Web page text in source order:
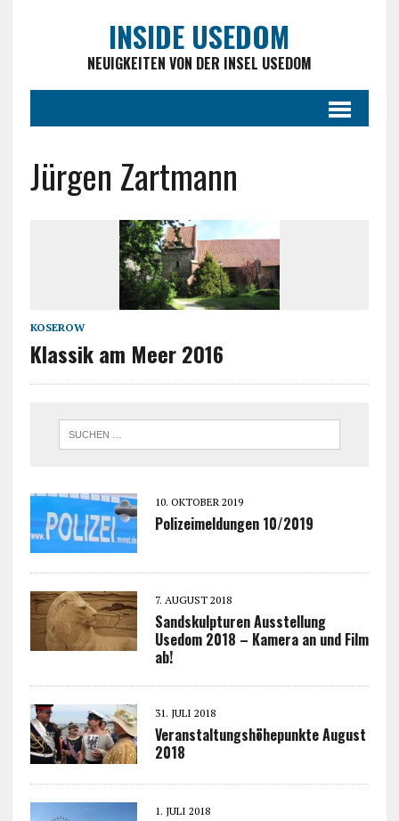
INSIDE USEDOM
NEUIGKEITEN VON DER INSEL USEDOM
Jürgen Zartmann
KOSEROW
Klassik am Meer 2016
10. OKTOBER 2019
Polizeimeldungen 10/2019
7. AUGUST 2018
Sandskulpturen Ausstellung
Usedom 2018 – Kamera an und Film
ab!
31. JULI 2018
Veranstaltungshöhepunkte August
2018
1. JULI 2018